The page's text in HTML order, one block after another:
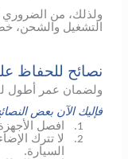
ولذلك، من
التشغيل والشحن،
نصائح للحفاظ
ولضمان عمر أطول
فإليك الآن بعض
1. افصل
2.
لا تترك
السيارة.